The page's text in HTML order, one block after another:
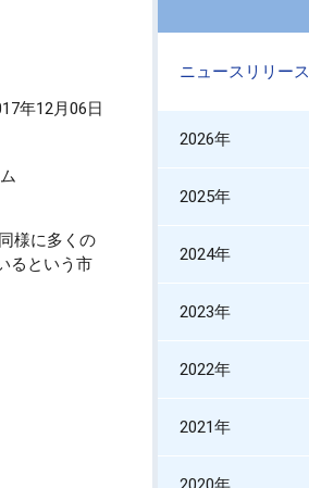
年12月06日
様に多くの
るという市
ニュースリリース
2026年
2025年
2024年
2023年
2022年
2021年